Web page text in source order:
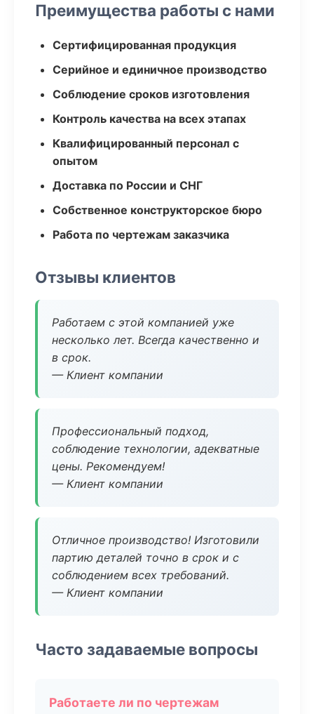
Преимущества работы с нами
Сертифицированная продукция
Серийное и единичное производство
Соблюдение сроков изготовления
Контроль качества на всех этапах
Квалифицированный персонал с
опытом
Доставка по России и СНГ
Собственное конструкторское бюро
Работа по чертежам заказчика
Отзывы клиентов
Работаем с этой компанией уже
несколько лет. Всегда качественно и
в срок.
— Клиент компании
Профессиональный подход,
соблюдение технологии, адекватные
цены. Рекомендуем!
— Клиент компании
Отличное производство! Изготовили
партию деталей точно в срок и с
соблюдением всех требований.
— Клиент компании
Часто задаваемые вопросы
Работаете ли по чертежам